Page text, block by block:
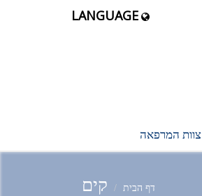
LANGUAGE
צוות המרפאה
דף הבית קים